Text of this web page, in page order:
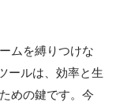
ムを縛りつけな
ールは、効率と生
めの鍵です。今